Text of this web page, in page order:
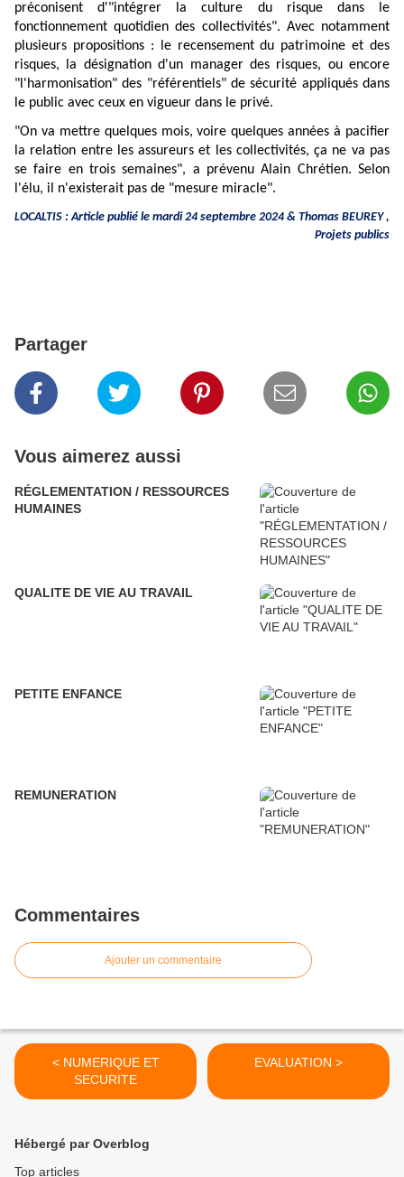
préconisent d'"intégrer la culture du risque dans le
fonctionnement quotidien des collectivités". Avec notamment
plusieurs propositions : le recensement du patrimoine et des
risques, la désignation d'un manager des risques, ou encore
"l'harmonisation" des "référentiels" de sécurité appliqués dans
le public avec ceux en vigueur dans le privé.
"On va mettre quelques mois, voire quelques années à pacifier
la relation entre les assureurs et les collectivités, ça ne va pas
se faire en trois semaines", a prévenu Alain Chrétien. Selon
l'élu, il n'existerait pas de "mesure miracle".
LOCALTIS : Article publié le mardi 24 septembre 2024 & Thomas BEUREY,
Projets publics
Partager
Vous aimerez aussi
RÉGLEMENTATION / RESSOURCES
HUMAINES
QUALITE DE VIE AU TRAVAIL
PETITE ENFANCE
REMUNERATION
Commentaires
Ajouter un commentaire
< NUMERIQUE ET
SECURITE
EVALUATION >
Hébergé par Overblog
Top articles